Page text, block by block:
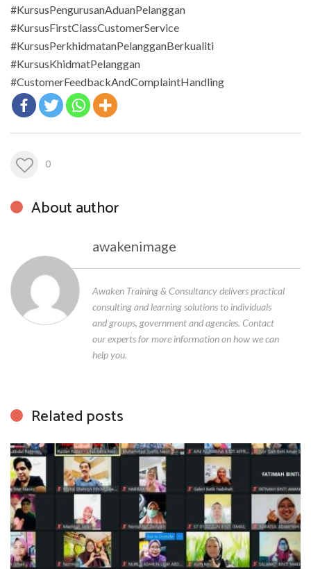
#KursusPengurusanAduanPelanggan
#KursusFirstClassCustomerService
#KursusPerkhidmatanPelangganBerkualiti
#KursusKhidmatPelanggan
#CustomerFeedbackAndComplaintHandling
0
About author
awakenimage
Awaken Training & Consultancy delivers practical
consulting and learning solutions to individuals
and groups, government and agencies. Contact
our experts for more information on how we can
help you.
Related posts